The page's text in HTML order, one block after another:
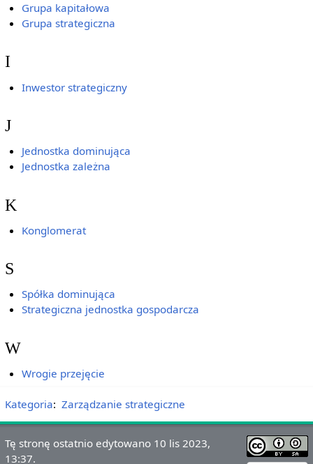
Grupa kapitałowa
Grupa strategiczna
I
Inwestor strategiczny
J
Jednostka dominująca
Jednostka zależna
K
Konglomerat
S
Spółka dominująca
Strategiczna jednostka gospodarcza
W
Wrogie przejęcie
Kategoria: Zarządzanie strategiczne
Tę stronę ostatnio edytowano 10 lis 2023,
13:37.